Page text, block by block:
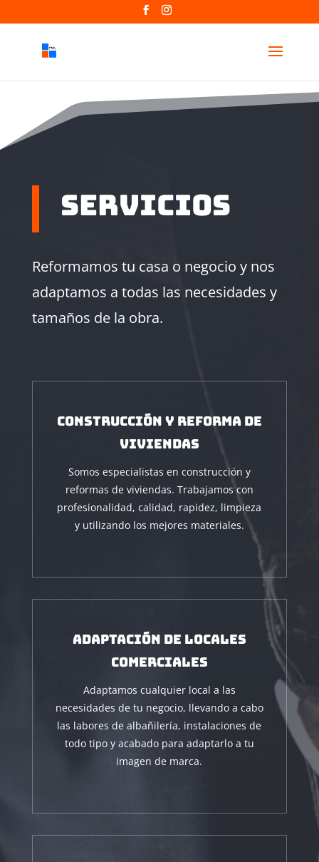
Servicios
Reformamos tu casa o negocio y nos
adaptamos a todas las necesidades y
tamaños de la obra.
Construcción y reforma de
viviendas
Somos especialistas en construcción y
reformas de viviendas. Trabajamos con
profesionalidad, calidad, rapidez, limpieza
y utilizando los mejores materiales.
Adaptación de locales
comerciales
Adaptamos cualquier local a las
necesidades de tu negocio, llevando a cabo
las labores de albañilería, instalaciones de
todo tipo y acabado para adaptarlo a tu
imagen de marca.